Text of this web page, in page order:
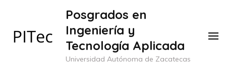
contenido
Posgrados en
Ingeniería y
Tecnología Aplicada
Universidad Autónoma de Zacatecas